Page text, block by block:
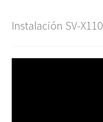
Instalación SV-X110